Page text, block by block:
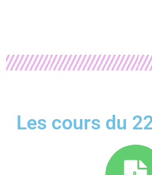
Les cours du